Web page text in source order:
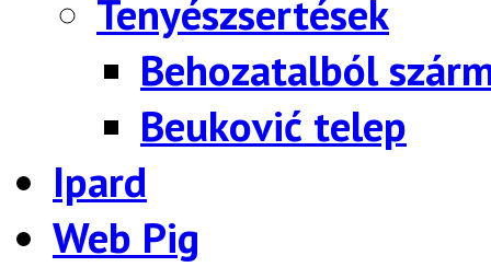
Tenyészsertések
Behozatalból
Beuković telep
Ipard
Web Pig